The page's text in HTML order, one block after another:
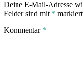
Deine E-Mail-Adresse
Felder sind mit * markiert
Kommentar *